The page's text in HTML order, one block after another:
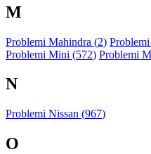
M
Problemi Mahindra (2)
Problemi Mini (572) Problemi
N
Problemi Nissan (967)
O